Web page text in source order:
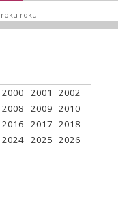
roku roku
2000 2001
2002
2008 2009 2010
2016 2017 2018
2024 2025 2026